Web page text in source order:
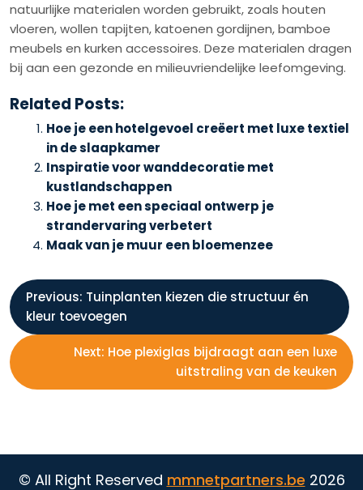
natuurlijke materialen worden gebruikt, zoals houten
vloeren, wollen tapijten, katoenen gordijnen, bamboe
meubels en kurken accessoires. Deze materialen dragen
bij aan een gezonde en milieuvriendelijke leefomgeving.
Related Posts:
Hoe je een hotelgevoel creëert met luxe textiel
in de slaapkamer
Inspiratie voor wanddecoratie met
kustlandschappen
Hoe je met een speciaal ontwerp je
strandervaring verbetert
Maak van je muur een bloemenzee
B
e
r
c
Previous: Tuinplanten kiezen die structuur én
kleur toevoegen
Next: Hoe plexiglas bijdraagt aan een luxe
uitstraling van de keuken
© All Right Reserved mmnetpartners.be 2026